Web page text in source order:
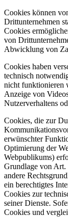
Cookies können
Drittunternehmen
Cookies
von
Abwicklung von
Cookies haben
technisch
nicht funktionieren
Anzeige von
Nutzerverhaltens
Cookies, die zur
erwünschter
Optimierung der
Webpublikums)
Grundlage von
andere
ein berechtigtes
Cookies zur
seiner Dienste.
Cookies und